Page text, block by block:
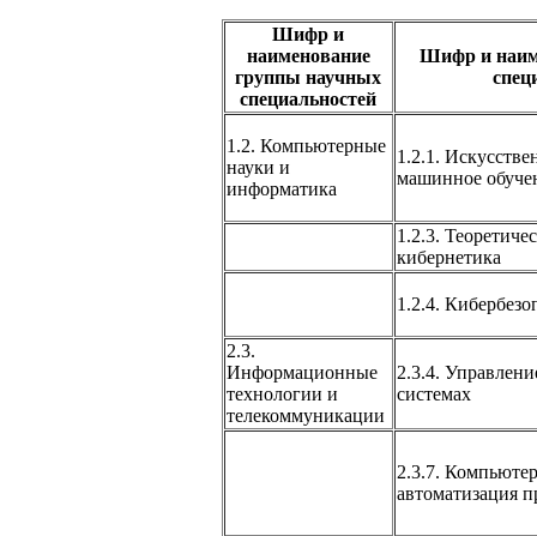
Шифр и
наименование
группы научных
специальностей
Шифр и
1.2. Компьютерные
науки и
информатика
1.2.1.
машинное
1.2.3.
кибернетика
1.2.4.
2.3.
Информационные
технологии и
телекоммуникации
2.3.4.
системах
2.3.7.
автоматизация